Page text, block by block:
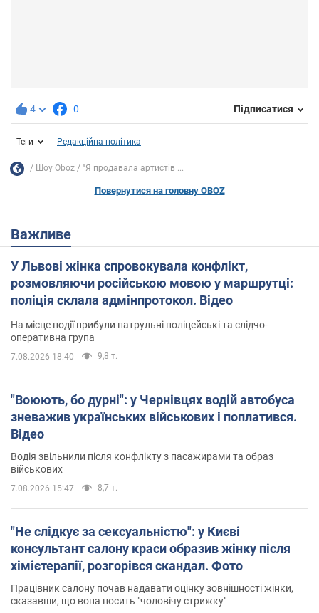
4 0 Підписатися
Теги Редакційна політика
Шоу Oboz "Я продавала артистів ...
Повернутися на головну OBOZ
Важливе
У Львові жінка спровокувала конфлікт,
розмовляючи російською мовою у маршрутці:
поліція склала адмінпротокол. Відео
На місце події прибули патрульні поліцейські та слідчо-
оперативна група
7.08.2026 18:40 9,8 т.
"Воюють, бо дурні": у Чернівцях водій автобуса
зневажив українських військових і поплатився.
Відео
Водія звільнили після конфлікту з пасажирами та образ
військових
7.08.2026 15:47 8,7 т.
"Не слідкує за сексуальністю": у Києві
консультант салону краси образив жінку після
хімієтерапії, розгорівся скандал. Фото
Працівник салону почав надавати оцінку зовнішності жінки,
сказавши, що вона носить "чоловічу стрижку"